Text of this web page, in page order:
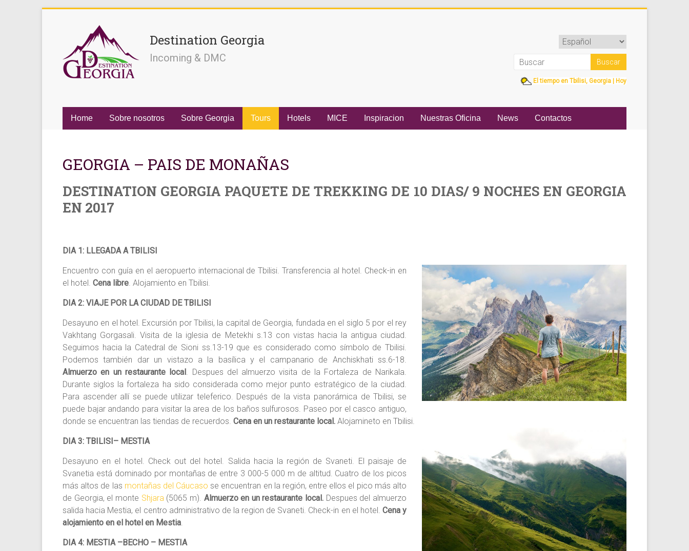
Destination Georgia
Incoming & DMC
El tiempo en Tbilisi, Georgia | Hoy
Home Sobre nosotros Sobre Georgia Tours Hotels MICE Inspiracion Nuestras Oficina News Contactos
GEORGIA – PAIS DE MONAÑAS
DESTINATION GEORGIA PAQUETE DE TREKKING DE 10 DIAS/ 9 NOCHES EN GEORGIA
EN 2017
DIA 1: LLEGADA A TBILISI
Encuentro con guía en el aeropuerto internacional de Tbilisi. Transferencia al hotel. Check-in en
el hotel. Cena libre. Alojamiento en Tbilisi.
DIA 2: VIAJE POR LA CIUDAD DE TBILISI
Desayuno en el hotel. Excursión por Tbilisi, la capital de Georgia, fundada en el siglo 5 por el rey
Vakhtang Gorgasali. Visita de la iglesia de Metekhi s.13 con vistas hacia la antigua ciudad.
Seguimos hacia la Catedral de Sioni ss.13-19 que es considerado como símbolo de Tbilisi.
Podemos también dar un vistazo a la basílica y el campanario de Anchiskhati ss.6-18.
Almuerzo en un restaurante local. Despues del almuerzo visita de la Fortaleza de Narikala.
Durante siglos la fortaleza ha sido considerada como mejor punto estratégico de la ciudad.
Para ascender allí se puede utilizar teleferico. Después de la vista panorámica de Tbilisi, se
puede bajar andando para visitar la area de los baños sulfurosos. Paseo por el casco antiguo,
donde se encuentran las tiendas de recuerdos. Cena en un restaurante local. Alojamineto en Tbilisi.
DIA 3: TBILISI– MESTIA
Desayuno en el hotel. Check out del hotel. Salida hacia la región de Svaneti. El paisaje de
Svanetia está dominado por montañas de entre 3 000-5 000 m de altitud. Cuatro de los picos
más altos de las montañas del Cáucaso se encuentran en la región, entre ellos el pico más alto
de Georgia, el monte Shjara(5065 m). Almuerzo en un restaurante local. Despues del almuerzo
salida hacia Mestia, el centro administrativo de la region de Svaneti. Check-in en el hotel. Cena y
alojamiento en el hotel en Mestia.
DIA 4: MESTIA –BECHO – MESTIA